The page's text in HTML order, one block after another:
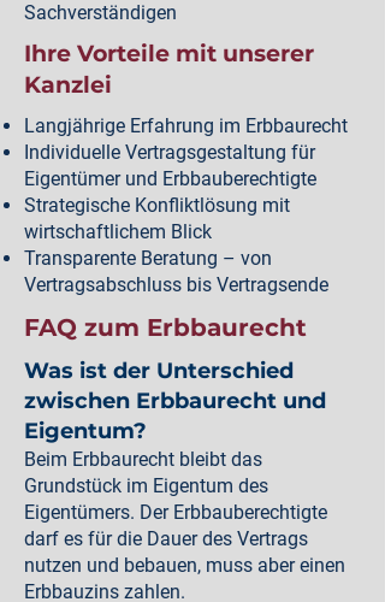
Sachverständigen
Ihre Vorteile mit unserer
Kanzlei
Langjährige Erfahrung im Erbbaurecht
Individuelle Vertragsgestaltung für
Eigentümer und Erbbauberechtigte
Strategische Konfliktlösung mit
wirtschaftlichem Blick
Transparente Beratung – von
Vertragsabschluss bis Vertragsende
FAQ zum Erbbaurecht
Was ist der Unterschied
zwischen Erbbaurecht und
Eigentum?
Beim Erbbaurecht bleibt das
Grundstück im Eigentum des
Eigentümers. Der Erbbauberechtigte
darf es für die Dauer des Vertrags
nutzen und bebauen, muss aber einen
Erbbauzins zahlen.